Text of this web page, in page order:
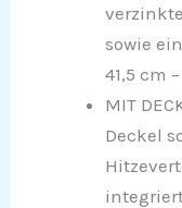
sowie
41,5 cm
MIT
Deckel